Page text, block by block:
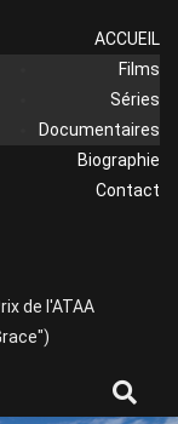
ACCUEIL
Films
Séries
Documentaires
Biographie
Contact
de l'ATAA